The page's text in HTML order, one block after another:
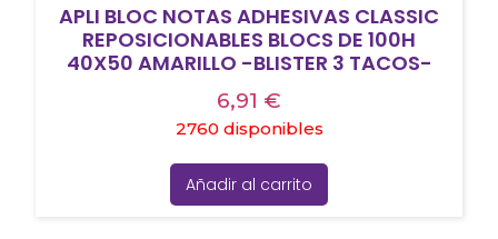
APLI BLOC NOTAS ADHESIVAS CLASSIC
REPOSICIONABLES BLOCS DE 100H
40X50 AMARILLO -BLISTER 3 TACOS-
6,91 €
2760 disponibles
Añadir al carrito